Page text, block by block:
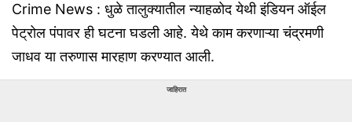
Crime News : धुळे तालुक्यातील न्याहळोद येथी इंडियन ऑईल
पेट्रोल पंपावर ही घटना घडली आहे. येथे काम करणाऱ्या चंद्रमणी
जाधव या तरुणास मारहाण करण्यात आली.
जाहिरात